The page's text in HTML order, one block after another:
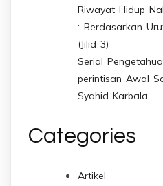
Riwayat Hidup
: Berdasarkan
(Jilid 3)
Serial
perintisan Awal
Syahid Karbala
Categories
Artikel